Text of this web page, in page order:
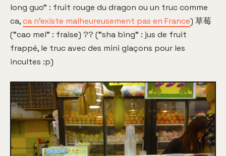
long guo" : fruit rouge du dragon ou un truc comme
ca,ca n'existe malheureusement pas en France) 草莓
("cao mei" : fraise) ?? ("sha bing" : jus de fruit
frappé, le truc avec des mini glaçons pour les
incultes :p)